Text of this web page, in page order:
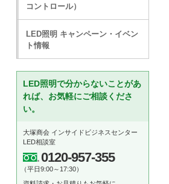
コントロール）
LED照明 キャンペーン・イベン
ト情報
LED照明で分からないことがあ
れば、お気軽にご相談くださ
い。
大塚商会 インサイドビジネスセンター
LED相談室
0120-957-355
（平日9:00～17:30）